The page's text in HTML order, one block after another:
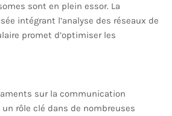
sont en plein essor. La
intégrant l’analyse des réseaux de
promet d’optimiser les
sur la communication
rôle clé dans de nombreuses